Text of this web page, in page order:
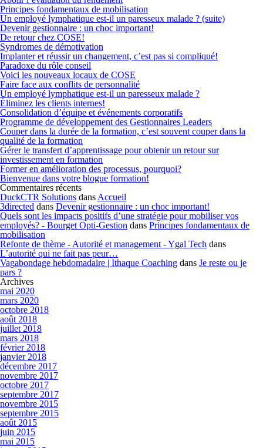
Principes fondamentaux de mobilisation
Un employé lymphatique est-il un paresseux malade ? (suite)
Devenir gestionnaire : un choc important!
De retour chez COSE!
Syndromes de démotivation
Implanter et réussir un changement, c’est pas si compliqué!
Paradoxe du rôle conseil
Voici les nouveaux locaux de COSE
Faire face aux conflits de personnalité
Un employé lymphatique est-il un paresseux malade ?
Éliminez les clients internes!
Consolidation d’équipe et événements corporatifs
Programme de développement des Gestionnaires Leaders
Couper dans la durée de la formation, c’est souvent couper dans la
qualité de la formation
Gérer le transfert d’apprentissage pour obtenir un retour sur
investissement en formation
Former en amélioration des processus, pourquoi?
Bienvenue dans votre blogue formation!
Commentaires récents
DuckCTR Solutions dans Accueil
3directed dans Devenir gestionnaire : un choc important!
Quels sont les impacts positifs d’une stratégie pour mobiliser vos
employés? - Bourget Opti-Gestion dans Principes fondamentaux de
mobilisation
Refonte de thème - Autorité et management - Ygal Tech dans
L’autorité qui ne fait pas peur…
Vagabondage hebdomadaire | Ithaque Coaching dans Je reste ou je
pars ?
Archives
mai 2020
mars 2020
octobre 2018
août 2018
juillet 2018
mars 2018
février 2018
janvier 2018
décembre 2017
novembre 2017
octobre 2017
septembre 2017
novembre 2015
septembre 2015
août 2015
juin 2015
mai 2015